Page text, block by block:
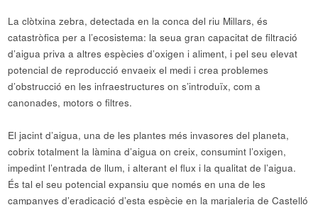
La clòtxina zebra, detectada en la conca del riu Millars, és
catastròfica per a l’ecosistema: la seua gran capacitat de filtració
d’aigua priva a altres espècies d’oxigen i aliment, i pel seu elevat
potencial de reproducció envaeix el medi i crea problemes
d’obstrucció en les infraestructures on s’introduïx, com a
canonades, motors o filtres.
El jacint d’aigua, una de les plantes més invasores del planeta,
cobrix totalment la làmina d’aigua on creix, consumint l’oxigen,
impedint l’entrada de llum, i alterant el flux i la qualitat de l’aigua.
És tal el seu potencial expansiu que només en una de les
campanyes d’eradicació d’esta espècie en la marjaleria de Castelló